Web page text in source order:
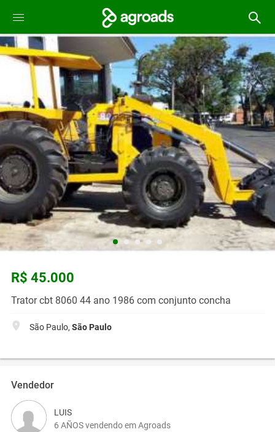
R$ 45.000
Trator cbt 8060 44 ano 1986 com conjunto concha
São Paulo, São Paulo
Vendedor
LUIS
6 AÑOS vendendo em Agroads